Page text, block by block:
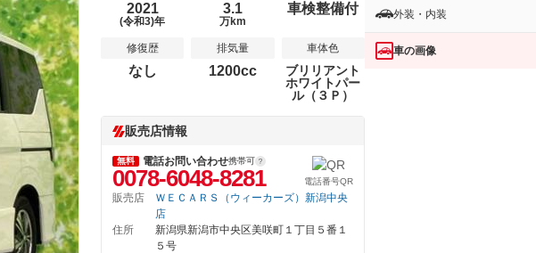
2021
(令和3)年
3.1
万km
車検整備付
修復歴
なし
排気量
1200cc
車体色
ブリリアント
ホワイトパー
ル（３Ｐ）
販売店情報
無料 電話お問い合わせ携帯可
0078-6048-8281 電話番号QR
販売店
ＷＥＣＡＲＳ（ウィーカーズ）新潟中央
店
住所
新潟県新潟市中央区美咲町１丁目５番１
５号
外装・内装
車の画像